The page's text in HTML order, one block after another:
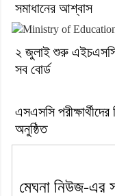
সমাধানের আশ্বাস
২ জুলাই শুরু এইচএসসি
সব বোর্ড
এসএসসি
অনুষ্ঠিত
মেঘনা নিউজ-এর